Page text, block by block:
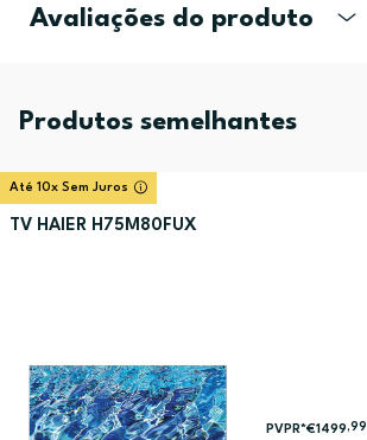
Avaliações do produto
Produtos semelhantes
Até 10x Sem Juros
TV HAIER H75M80FUX
PVPR*€1499,99